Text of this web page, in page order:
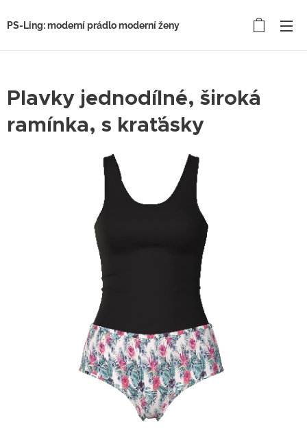
PS-Ling: moderní prádlo moderní ženy
Plavky jednodílné, široká
ramínka, s kraťásky